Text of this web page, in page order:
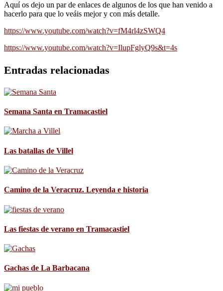
Aquí os dejo un par de enlaces de algunos de los que han venido a
hacerlo para que lo veáis mejor y con más detalle.
https://www.youtube.com/watch?v=fM4rl4zSWQ4
https://www.youtube.com/watch?v=IlupFglyQ9s&t=4s
Entradas relacionadas
Semana Santa en Tramacastiel
Las batallas de Villel
Camino de la Veracruz. Leyenda e historia
Las fiestas de verano en Tramacastiel
Gachas de La Barbacana